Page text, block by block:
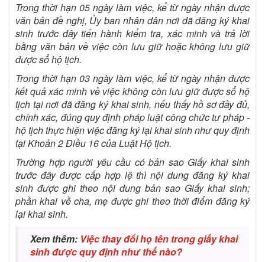
Trong thời hạn 05 ngày làm việc, kể từ ngày nhận được
văn bản đề nghị, Ủy ban nhân dân nơi đã đăng ký khai
sinh trước đây tiến hành kiểm tra, xác minh và trả lời
bằng văn bản về việc còn lưu giữ hoặc không lưu giữ
được sổ hộ tịch.
Trong thời hạn 03 ngày làm việc, kể từ ngày nhận được
kết quả xác minh về việc không còn lưu giữ được sổ hộ
tịch tại nơi đã đăng ký khai sinh, nếu thấy hồ sơ đầy đủ,
chính xác, đúng quy định pháp luật công chức tư pháp -
hộ tịch thực hiện việc đăng ký lại khai sinh như quy định
tại Khoản 2 Điều 16 của Luật Hộ tịch.
Trường hợp người yêu cầu có bản sao Giấy khai sinh
trước đây được cấp hợp lệ thì nội dung đăng ký khai
sinh được ghi theo nội dung bản sao Giấy khai sinh;
phần khai về cha, mẹ được ghi theo thời điểm đăng ký
lại khai sinh.
Xem thêm: Việc thay đổi họ tên trong giấy khai
sinh được quy định như thế nào?